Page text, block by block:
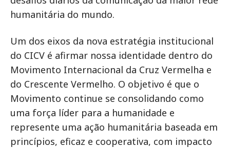
humanitária do mundo.
Um dos eixos da nova estratégia institucional
do CICV é afirmar nossa identidade dentro do
Movimento Internacional da Cruz Vermelha e
do Crescente Vermelho. O objetivo é que o
Movimento continue se consolidando como
uma força líder para a humanidade e
represente uma ação humanitária baseada em
princípios, eficaz e cooperativa, com impacto